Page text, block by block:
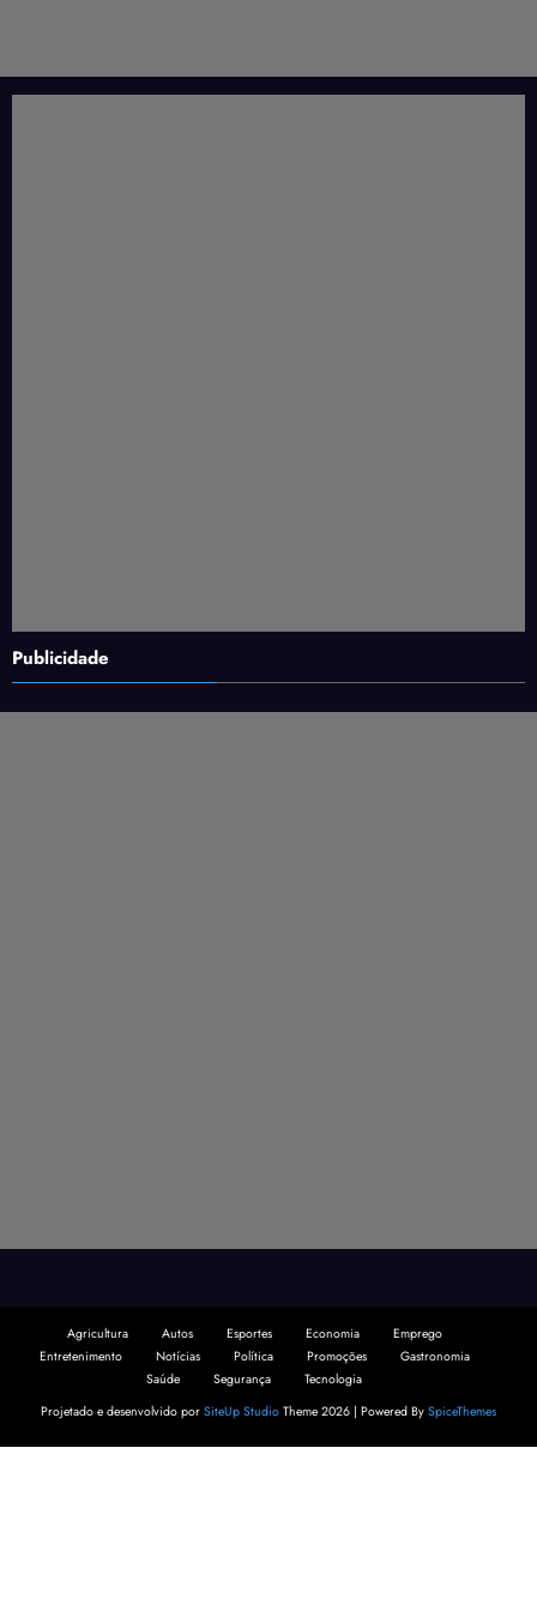
Publicidade
Agricultura Autos Esportes Economia
Emprego
Entretenimento
Notícias Política Promoções
Gastronomia
Saúde
Segurança
Tecnologia
Projetado e desenvolvido por SiteUp Studio Theme 2026 | Powered By SpiceThemes